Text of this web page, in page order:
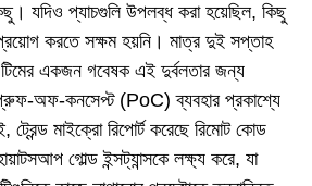
যদিও প্যাচগুলি উপলব্ধ করা হয়েছিল, কিছু
করতে সক্ষম হয়নি। মাত্র দুই সপ্তাহ
একজন গবেষক এই দুর্বলতার জন্য
অফ-কনসেপ্ট (PoC) ব্যবহার প্রকাশ্যে
মাইক্রো রিপোর্ট করেছে রিমোট কোড
গোল্ড ইন্সট্যান্সকে লক্ষ্য করে, যা